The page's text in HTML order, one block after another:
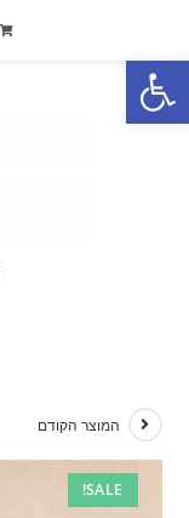
פתח סרגל נגישות
SALE!
המוצר הקודם